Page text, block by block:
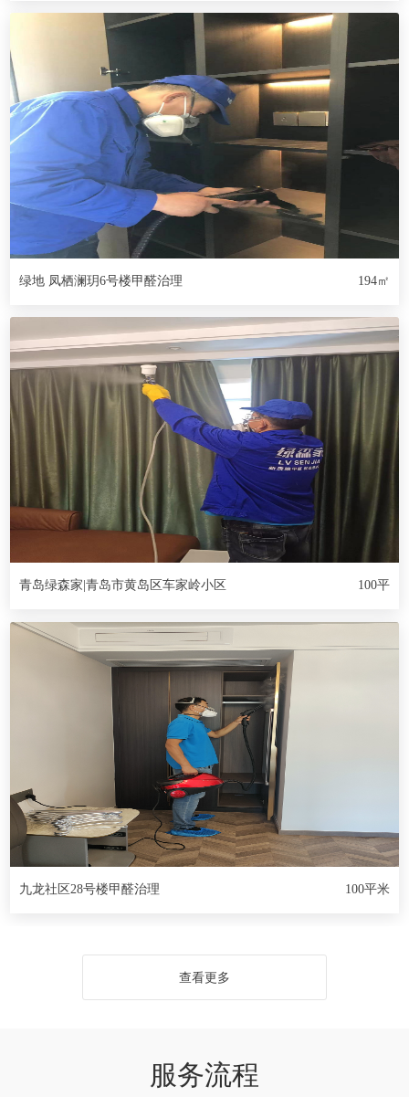
绿地 凤栖澜玥6号楼甲醛治理 194㎡
青岛绿森家|青岛市黄岛区车家岭小区 100平
九龙社区28号楼甲醛治理 100平米
查看更多
服务流程